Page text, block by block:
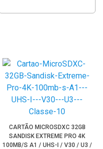
CARTÃO MICROSDXC 32GB
SANDISK EXTREME PRO 4K
100MB/S A1 / UHS-I / V30 / U3 /